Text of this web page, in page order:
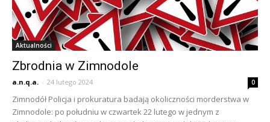
Aktualności
Zbrodnia w Zimnodole
a.n.q.a. - 24 lutego 2024 0
Zimnodół Policja i prokuratura badają okoliczności morderstwa w
Zimnodole: po południu w czwartek 22 lutego w jednym z